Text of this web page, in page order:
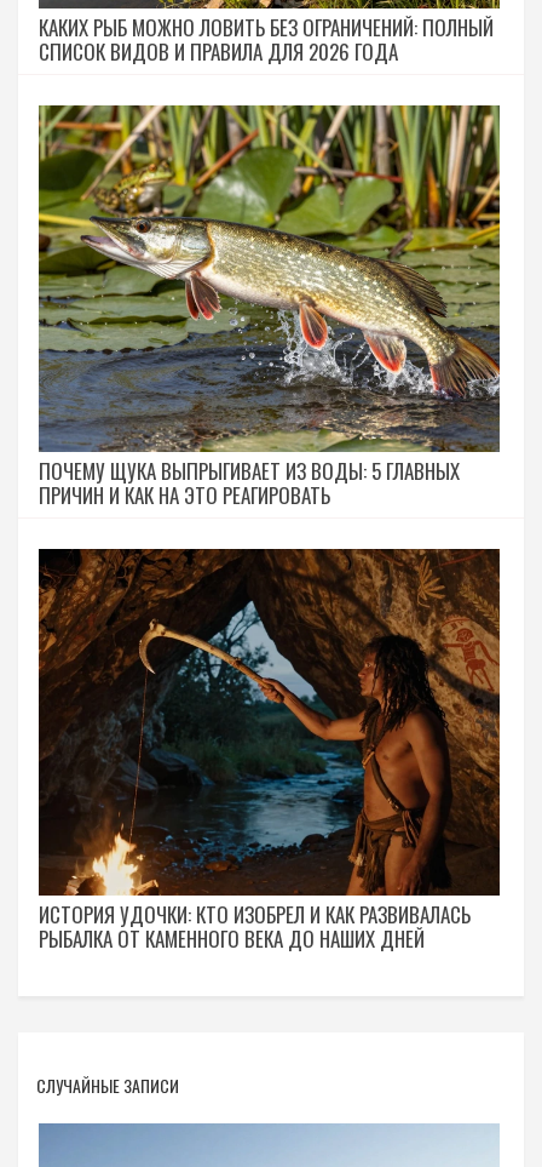
КАКИХ РЫБ МОЖНО ЛОВИТЬ БЕЗ ОГРАНИЧЕНИЙ: ПОЛНЫЙ
СПИСОК ВИДОВ И ПРАВИЛА ДЛЯ 2026 ГОДА
ПОЧЕМУ ЩУКА ВЫПРЫГИВАЕТ ИЗ ВОДЫ: 5 ГЛАВНЫХ
ПРИЧИН И КАК НА ЭТО РЕАГИРОВАТЬ
ИСТОРИЯ УДОЧКИ: КТО ИЗОБРЕЛ И КАК РАЗВИВАЛАСЬ
РЫБАЛКА ОТ КАМЕННОГО ВЕКА ДО НАШИХ ДНЕЙ
СЛУЧАЙНЫЕ ЗАПИСИ